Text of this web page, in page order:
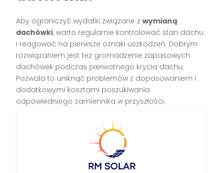
Aby ograniczyć wydatki związane zwymianą
dachówki, warto regularnie kontrolować stan dachu
i reagować na pierwsze oznaki uszkodzeń. Dobrym
rozwiązaniem jest też gromadzenie zapasowych
dachówek podczas pierwotnego krycia dachu.
Pozwala to uniknąć problemów z dopasowaniem i
dodatkowymi kosztami poszukiwania
odpowiedniego zamiennika w przyszłości.